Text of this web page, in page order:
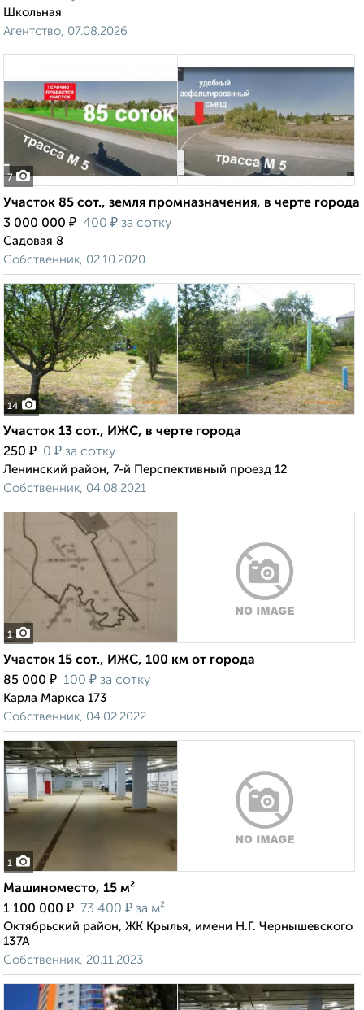
Школьная
Агентство, 07.08.2026
7
Участок 85 сот., земля промназначения, в черте города
3 000 000 ₽ 400 ₽ за сотку
Садовая 8
Собственник, 02.10.2020
14
Участок 13 сот., ИЖС, в черте города
250 ₽ 0 ₽ за сотку
Ленинский район, 7-й Перспективный проезд 12
Собственник, 04.08.2021
1
Участок 15 сот., ИЖС, 100 км от города
85 000 ₽ 100 ₽ за сотку
Карла Маркса 173
Собственник, 04.02.2022
1
Машиноместо, 15 м²
1 100 000 ₽ 73 400 ₽ за м²
Октябрьский район, ЖК Крылья, имени Н.Г. Чернышевского
137А
Собственник, 20.11.2023